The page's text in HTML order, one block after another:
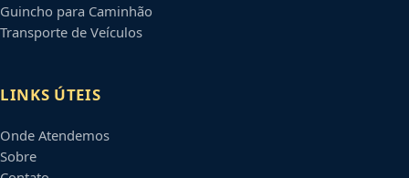
Guincho para Caminhão
Transporte de Veículos
LINKS ÚTEIS
Onde Atendemos
Sobre